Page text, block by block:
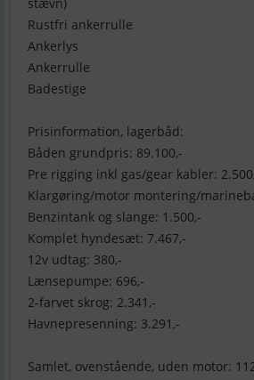
stævn)
Rustfri ankerrulle
Ankerlys
Ankerrulle
Badestige
Prisinformation, lagerbåd:
Båden grundpris: 89.100,-
Pre rigging inkl gas/gear kabler:
Klargøring/motor montering/
Benzintank og slange: 1.500,-
Komplet hyndesæt: 7.467,-
12v udtag: 380,-
Lænsepumpe: 696,-
2-farvet skrog: 2.341,-
Havnepresenning: 3.291,-
Samlet, ovenstående, uden motor: